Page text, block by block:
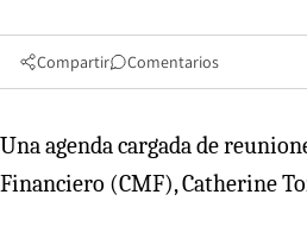
Compartir Comentarios
Una agenda cargada de
Financiero (CMF), Catherine